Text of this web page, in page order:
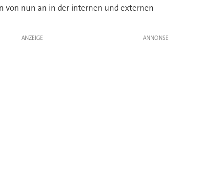
von nun an in der internen und externen
ANZEIGE